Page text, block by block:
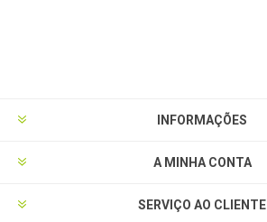
INFORMAÇÕES
A MINHA CONTA
SERVIÇO AO CLIENTE